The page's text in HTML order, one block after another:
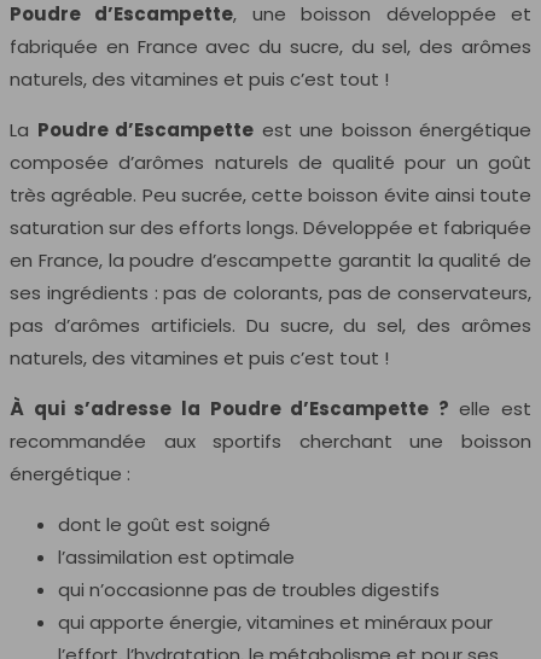
Poudre d’Escampette, une boisson développée et
fabriquée en France avec du sucre, du sel, des arômes
naturels, des vitamines et puis c’est tout !
La Poudre d’Escampette est une boisson énergétique
composée d’arômes naturels de qualité pour un goût
très agréable. Peu sucrée, cette boisson évite ainsi toute
saturation sur des efforts longs. Développée et fabriquée
en France, la poudre d’escampette garantit la qualité de
ses ingrédients : pas de colorants, pas de conservateurs,
pas d’arômes artificiels. Du sucre, du sel, des arômes
naturels, des vitamines et puis c’est tout !
À qui s’adresse la Poudre d’Escampette ? elle est
recommandée aux sportifs cherchant une boisson
énergétique :
dont le goût est soigné
l’assimilation est optimale
qui n’occasionne pas de troubles digestifs
qui apporte énergie, vitamines et minéraux pour